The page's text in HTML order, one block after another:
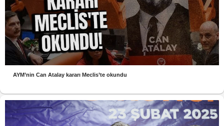
AYM’nin Can Atalay kararı Meclis’te okundu